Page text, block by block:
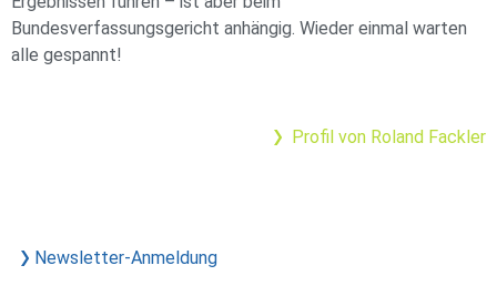
Bundesverfassungsgericht anhängig. Wieder einmal warten
alle gespannt!
Profil von Roland Fackler
Newsletter-Anmeldung